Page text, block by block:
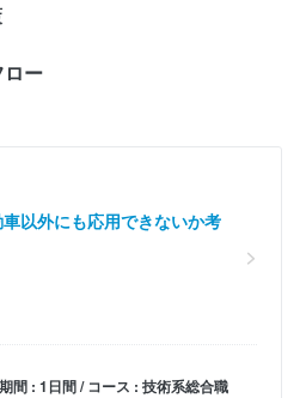
ー
以外にも応用できないか考
間 : 1日間 / コース : 技術系総合職